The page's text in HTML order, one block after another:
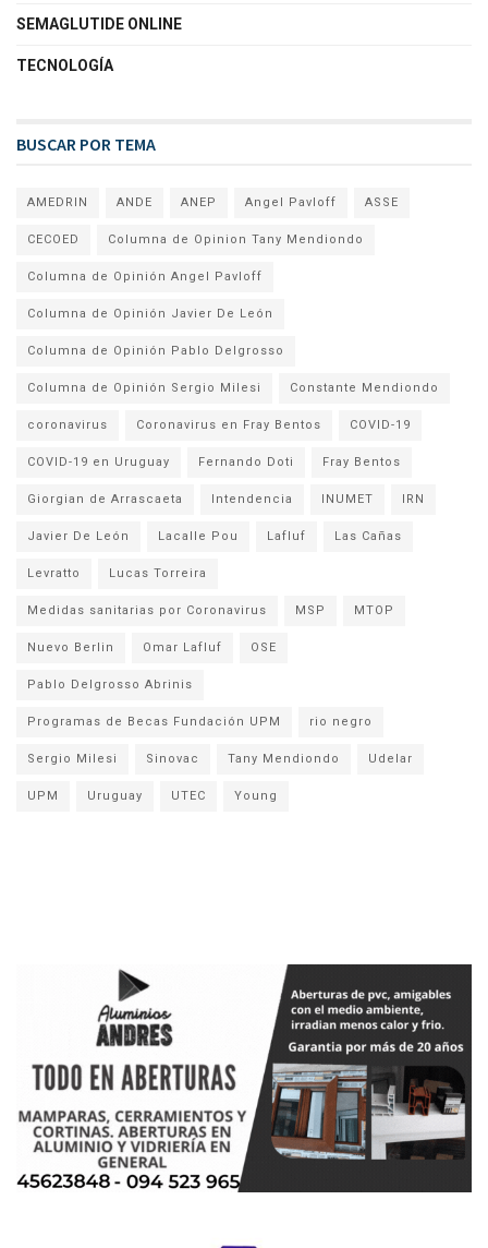
SEMAGLUTIDE ONLINE
TECNOLOGÍA
BUSCAR POR TEMA
AMEDRIN ANDE ANEP Angel Pavloff ASSE
CECOED Columna de Opinion Tany Mendiondo
Columna de Opinión Angel Pavloff
Columna de Opinión Javier De León
Columna de Opinión Pablo Delgrosso
Columna de Opinión Sergio Milesi Constante Mendiondo
coronavirus Coronavirus en Fray Bentos COVID-19
COVID-19 en Uruguay Fernando Doti Fray Bentos
Giorgian de Arrascaeta Intendencia INUMET IRN
Javier De León Lacalle Pou Lafluf Las Cañas
Levratto Lucas Torreira
Medidas sanitarias por Coronavirus MSP MTOP
Nuevo Berlin Omar Lafluf OSE
Pablo Delgrosso Abrinis
Programas de Becas Fundación UPM rio negro
Sergio Milesi Sinovac Tany Mendiondo Udelar
UPM Uruguay UTEC Young